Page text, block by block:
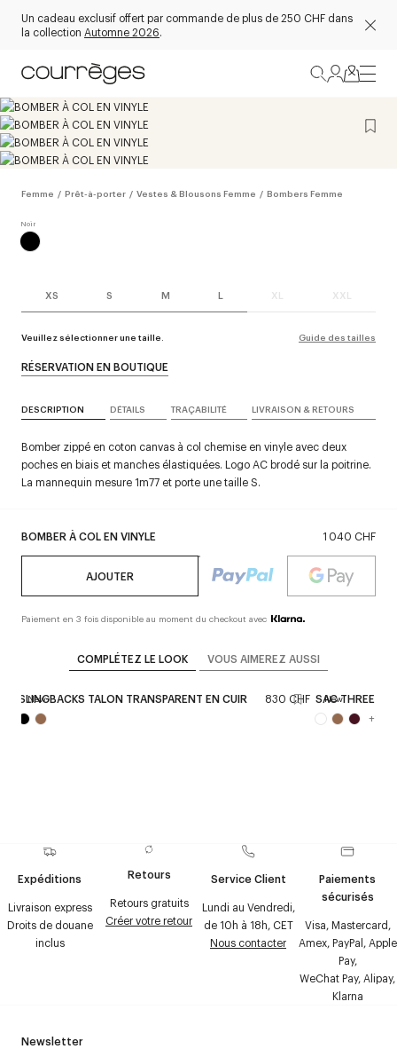
Un cadeau exclusif offert par commande de plus de 250 CHF dans
la collection Automne 2026.
Femme / Prêt-à-porter / Vestes & Blousons Femme / Bombers Femme
XS S M L XL XXL
Veuillez sélectionner une taille. Guide des tailles
BOMBER À COL EN VINYLE 1 040 CHF
AJOUTER
Paiement en 3 fois disponible au moment du checkout avec
RÉSERVATION EN BOUTIQUE
DESCRIPTION DÉTAILS TRAÇABILITÉ LIVRAISON & RETOURS
Bomber zippé en coton canvas à col chemise en vinyle avec deux
poches en biais et manches élastiquées. Logo AC brodé sur la poitrine.
La mannequin mesure 1m77 et porte une taille S.
COMPLÉTEZ LE LOOK VOUS AIMEREZ AUSSI
New
SLINGBACKS TALON TRANSPARENT EN CUIR 830 CHF New
SAC THREE
+
Expéditions
Livraison express
Droits de douane
inclus
Retours
Retours gratuits
Créer votre retour
Service Client
Lundi au Vendredi,
de 10h à 18h, CET
Nous contacter
Paiements
sécurisés
Visa, Mastercard,
Amex, PayPal, Apple
Pay,
WeChat Pay, Alipay,
Klarna
Newsletter